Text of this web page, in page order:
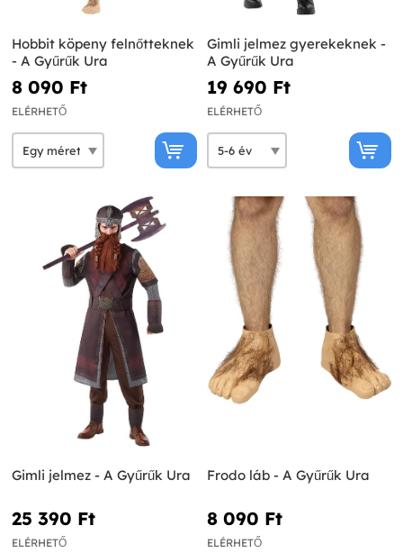
Hobbit köpeny felnőtteknek
- A Gyűrűk Ura
8 090 Ft‎
ELÉRHETŐ
Gimli jelmez gyerekeknek -
A Gyűrűk Ura
19 690 Ft‎
ELÉRHETŐ
Gimli jelmez - A Gyűrűk Ura
25 390 Ft‎
ELÉRHETŐ
Frodo láb - A Gyűrűk Ura
8 090 Ft‎
ELÉRHETŐ